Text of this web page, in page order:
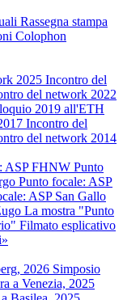
Rassegna stampa
Colophon
2025 Incontro del
del network 2022
2019 all'ETH
Incontro del
del network 2014
ASP FHNW Punto
Punto focale: ASP
ASP San Gallo
La mostra "Punto
Filmato esplicativo
2026 Simposio
a Venezia, 2025